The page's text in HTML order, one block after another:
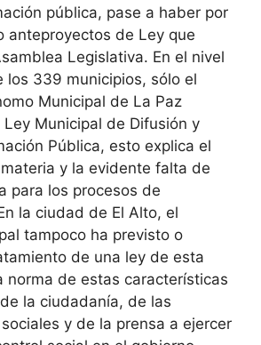
pública, pase a haber por
anteproyectos de Ley que
Legislativa. En el nivel
los 339 municipios, sólo el
Municipal de La Paz
Municipal de Difusión y
Pública, esto explica el
y la evidente falta de
para los procesos de
la ciudad de El Alto, el
tampoco ha previsto o
de una ley de esta
norma de estas características
la ciudadanía, de las
y de la prensa a ejercer